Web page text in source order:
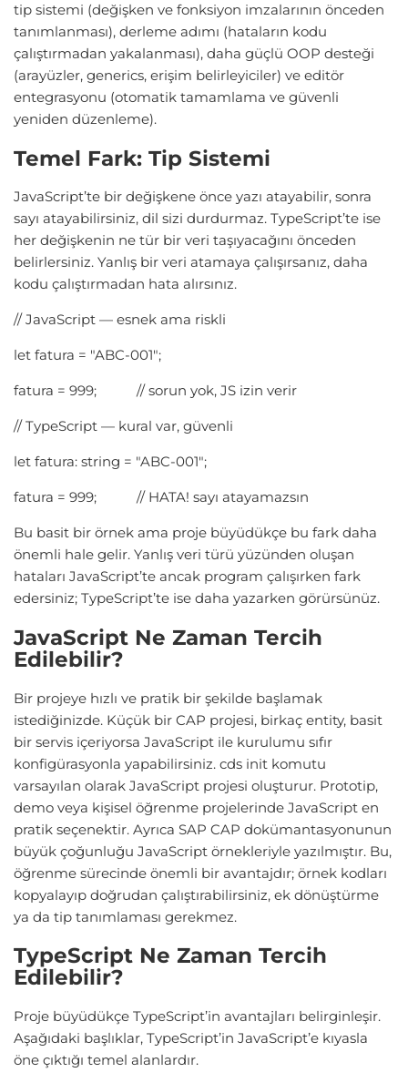
tip sistemi (değişken ve fonksiyon imzalarının önceden
tanımlanması), derleme adımı (hataların kodu
çalıştırmadan yakalanması), daha güçlü OOP desteği
(arayüzler, generics, erişim belirleyiciler) ve editör
entegrasyonu (otomatik tamamlama ve güvenli
yeniden düzenleme).
Temel Fark: Tip Sistemi
JavaScript’te bir değişkene önce yazı atayabilir, sonra
sayı atayabilirsiniz, dil sizi durdurmaz. TypeScript’te ise
her değişkenin ne tür bir veri taşıyacağını önceden
belirlersiniz. Yanlış bir veri atamaya çalışırsanız, daha
kodu çalıştırmadan hata alırsınız.
// JavaScript — esnek ama riskli
let fatura = "ABC-001";
fatura = 999; // sorun yok, JS izin verir
// TypeScript — kural var, güvenli
let fatura: string = "ABC-001";
fatura = 999; // HATA! sayı atayamazsın
Bu basit bir örnek ama proje büyüdükçe bu fark daha
önemli hale gelir. Yanlış veri türü yüzünden oluşan
hataları JavaScript’te ancak program çalışırken fark
edersiniz; TypeScript’te ise daha yazarken görürsünüz.
JavaScript Ne Zaman Tercih
Edilebilir?
Bir projeye hızlı ve pratik bir şekilde başlamak
istediğinizde. Küçük bir CAP projesi, birkaç entity, basit
bir servis içeriyorsa JavaScript ile kurulumu sıfır
konfigürasyonla yapabilirsiniz. cds init komutu
varsayılan olarak JavaScript projesi oluşturur. Prototip,
demo veya kişisel öğrenme projelerinde JavaScript en
pratik seçenektir. Ayrıca SAP CAP dokümantasyonunun
büyük çoğunluğu JavaScript örnekleriyle yazılmıştır. Bu,
öğrenme sürecinde önemli bir avantajdır; örnek kodları
kopyalayıp doğrudan çalıştırabilirsiniz, ek dönüştürme
ya da tip tanımlaması gerekmez.
TypeScript Ne Zaman Tercih
Edilebilir?
Proje büyüdükçe TypeScript’in avantajları belirginleşir.
Aşağıdaki başlıklar, TypeScript’in JavaScript’e kıyasla
öne çıktığı temel alanlardır.